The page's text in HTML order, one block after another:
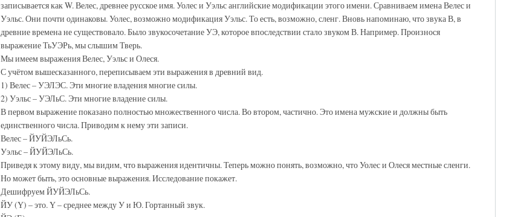
записывается как W. Велес, древнее русское имя. Уолес и Уэльс английские модификации этого имени. Сравниваем имена Велес и
Уэльс. Они почти одинаковы. Уолес, возможно модификация Уэльс. То есть, возможно, сленг. Вновь напоминаю, что звука В, в
древние времена не существовало. Было звукосочетание УЭ, которое впоследствии стало звуком В. Например. Произнося
выражение ТьУЭРь, мы слышим Тверь.
Мы имеем выражения Велес, Уэльс и Олеся.
С учётом вышесказанного, переписываем эти выражения в древний вид.
1) Велес – УЭЛЭС. Эти многие владения многие силы.
2) Уэльс – УЭЛьС. Эти многие владение силы.
В первом выражение показано полностью множественного числа. Во втором, частично. Это имена мужские и должны быть
единственного числа. Приводим к нему эти записи.
Велес – ЙУЙЭЛьСь.
Уэльс – ЙУЙЭЛьСь.
Приведя к этому виду, мы видим, что выражения идентичны. Теперь можно понять, возможно, что Уолес и Олеся местные сленги.
Но может быть, это основные выражения. Исследование покажет.
Дешифруем ЙУЙЭЛьСь.
ЙУ (Ү) – это. Ү – среднее между У и Ю. Гортанный звук.